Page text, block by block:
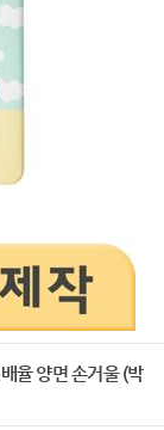
율 양면 손거울 (박